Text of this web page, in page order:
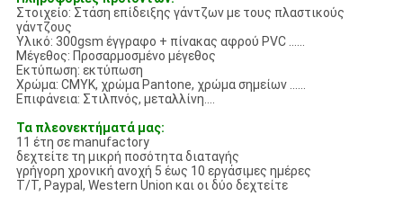
Στοιχείο: Στάση επίδειξης γάντζων με τους πλαστικούς
γάντζους
Υλικό: 300gsm έγγραφο + πίνακας αφρού PVC ......
Μέγεθος: Προσαρμοσμένο μέγεθος
Εκτύπωση: εκτύπωση
Χρώμα: CMYK, χρώμα Pantone, χρώμα σημείων ......
Επιφάνεια: Στιλπνός, μεταλλίνη….
Τα πλεονεκτήματά μας:
11 έτη σε manufactory
δεχτείτε τη μικρή ποσότητα διαταγής
γρήγορη χρονική ανοχή 5 έως 10 εργάσιμες ημέρες
T/T, Paypal, Western Union και οι δύο δεχτείτε